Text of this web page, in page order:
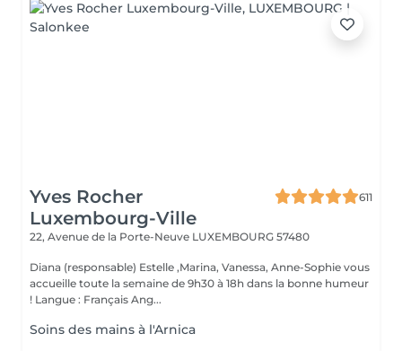
Yves Rocher
Luxembourg-Ville
611
22, Avenue de la Porte-Neuve LUXEMBOURG 57480
Diana (responsable) Estelle ,Marina, Vanessa, Anne-Sophie vous
accueille toute la semaine de 9h30 à 18h dans la bonne humeur
! Langue : Français Ang...
Soins des mains à l'Arnica